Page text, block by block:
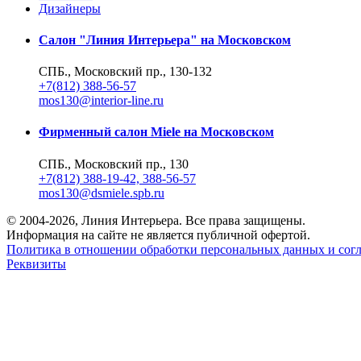
Дизайнеры
Салон "Линия Интерьера" на Московском
СПБ., Московский пр., 130-132
+7(812) 388-56-57
mos130@interior-line.ru
Фирменный салон Miele на Московском
СПБ., Московский пр., 130
+7(812) 388-19-42, 388-56-57
mos130@dsmiele.spb.ru
© 2004-2026, Линия Интерьера. Все права защищены.
Информация на сайте не является публичной офертой.
Политика в отношении обработки персональных данных и
Реквизиты